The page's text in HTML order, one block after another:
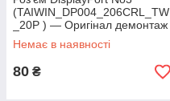
(TAIWIN_DP004_206CRL_TW
_20P ) — Оригінал демонтаж
Немає в наявності
80 ₴